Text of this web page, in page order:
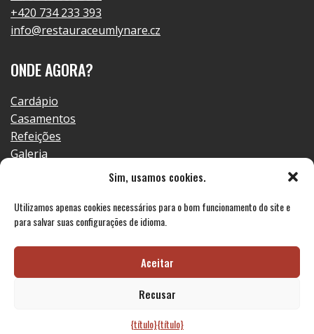
Sim, usamos cookies.
Utilizamos apenas cookies necessários para o bom funcionamento do site e
para salvar suas configurações de idioma.
Aceitar
Recusar
{título}{título}
+420 734 233 393
info@restauraceumlynare.cz
ONDE AGORA?
Cardápio
Casamentos
Refeições
Galeria
© 2023 Restaurante em Mlynář
Ele cozinhou a webDrdek.cz